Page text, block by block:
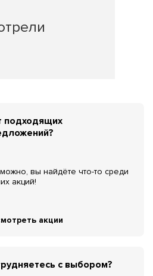
подходящих
вы найдёте что-то среди
акций!
акции
с выбором?